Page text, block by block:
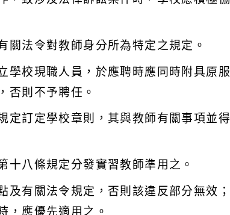
關法令對教師身分所為特定之規定。
學校現職人員，於應聘時應同時附具原
否則不予聘任。
定訂定學校章則，其與教師有關事項並
十八條規定分發實習教師準用之。
及有關法令規定，否則該違反部分無效
，應優先適用之。